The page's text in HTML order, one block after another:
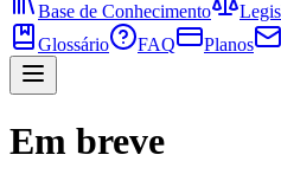
Base de Conhecimento
Glossário
FAQ Planos
Em breve